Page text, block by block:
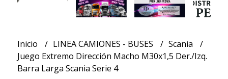
Inicio LINEA CAMIONES - BUSES
Scania
Juego Extremo Dirección Macho M30x1,5 Der./Izq.
Barra Larga Scania Serie 4